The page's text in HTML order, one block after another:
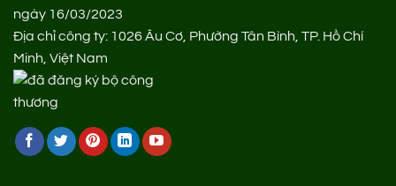
ngày 16/03/2023
Địa chỉ công ty: 1026 Âu Cơ, Phường Tân Bình, TP. Hồ Chí
Minh, Việt Nam